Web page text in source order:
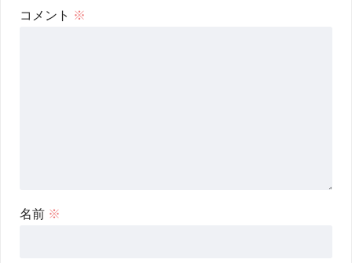
コメント ※
名前 ※